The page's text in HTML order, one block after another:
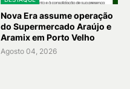
Nova Era assume operação
do Supermercado Araújo e
Aramix em Porto Velho
Agosto 04, 2026